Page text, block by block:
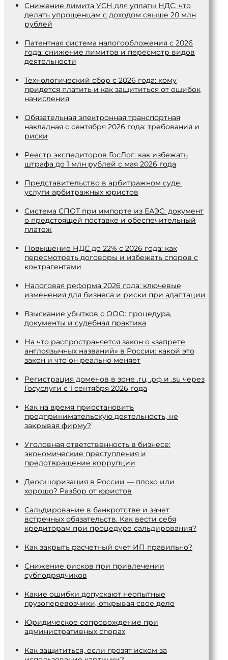
Снижение лимита УСН для уплаты НДС: что
делать упрощенцам с доходом свыше 20 млн
рублей
Патентная система налогообложения с 2026
года: снижение лимитов и пересмотр видов
деятельности
Технологический сбор с 2026 года: кому
придется платить и как защититься от ошибок
начисления
Обязательная электронная транспортная
накладная с сентября 2026 года: требования и
риски
Реестр экспедиторов ГосЛог: как избежать
штрафа до 1 млн рублей с мая 2026 года
Представительство в арбитражном суде:
услуги арбитражных юристов
Система СПОТ при импорте из ЕАЭС: документ
о предстоящей поставке и обеспечительный
платеж
Повышение НДС до 22% с 2026 года: как
пересмотреть договоры и избежать споров с
контрагентами
Налоговая реформа 2026 года: ключевые
изменения для бизнеса и риски при адаптации
Взыскание убытков с ООО: процедура,
документы и судебная практика
На что распространяется закон о «запрете
англоязычных названий» в России: какой это
закон и что он реально меняет
Регистрация доменов в зоне .ru, .рф и .su через
Госуслуги с 1 сентября 2026 года
Как на время приостановить
предпринимательскую деятельность, не
закрывая фирму?
Уголовная ответственность в бизнесе:
экономические преступления и
предотвращение коррупции
Деофшоризация в России — плохо или
хорошо? Разбор от юристов
Сальдирование в банкротстве и зачет
встречных обязательств. Как вести себя
кредиторам при процедуре сальдирования?
Как закрыть расчетный счет ИП правильно?
Снижение рисков при привлечении
субподрядчиков
Какие ошибки допускают неопытные
грузоперевозчики, открывая свое дело
Юридическое сопровождение при
административных спорах
Как защититься, если грозят иском за